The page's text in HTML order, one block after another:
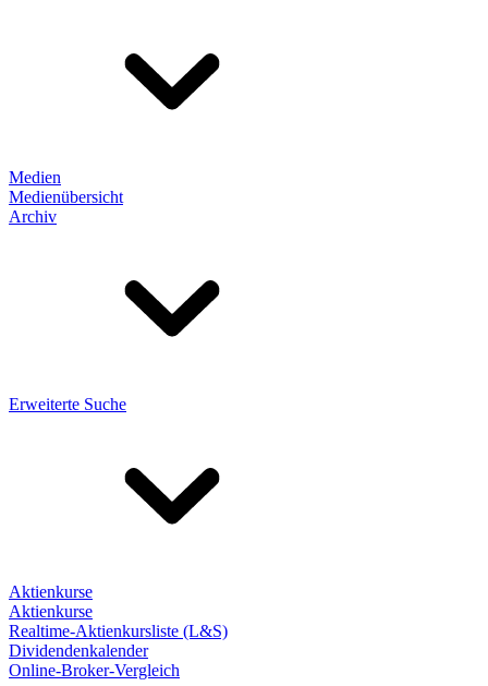
Medien
Medienübersicht
Archiv
Erweiterte Suche
Aktienkurse
Aktienkurse
Realtime-Aktienkursliste (L&S)
Dividendenkalender
Online-Broker-Vergleich